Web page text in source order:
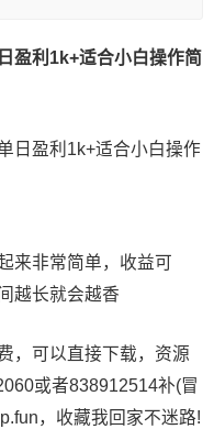
盈利1k+适合小白操作简
来非常简单，收益可
越长就会越香
，可以直接下载，资源
或者838912514补(冒
，收藏我回家不迷路!